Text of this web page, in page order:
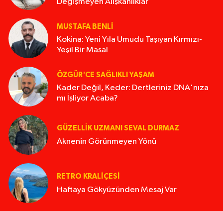
Değişmeyen Alışkanlıklar
MUSTAFA BENLI
Kokina: Yeni Yıla Umudu Taşıyan Kırmızı-
Yeşil Bir Masal
ÖZGÜR'CE SAĞLIKLI YAŞAM
Kader Değil, Keder: Dertleriniz DNA'nıza
mı İşliyor Acaba?
GÜZELLIK UZMANI SEVAL DURMAZ
Aknenin Görünmeyen Yönü
RETRO KRALIÇESI
Haftaya Gökyüzünden Mesaj Var